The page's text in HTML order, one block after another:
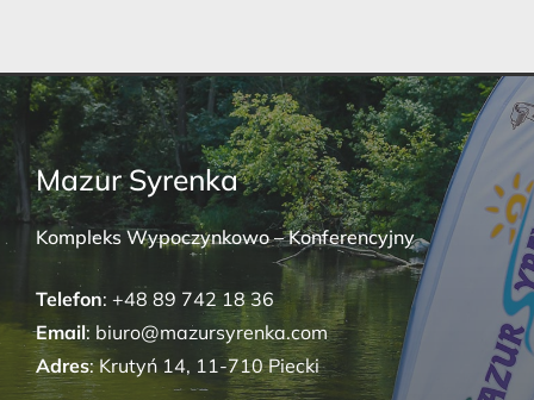
Mazur Syrenka
Kompleks Wypoczynkowo – Konferencyjny
Telefon: +48 89 742 18 36
Email: biuro@mazursyrenka.com
Adres: Krutyń 14, 11-710 Piecki